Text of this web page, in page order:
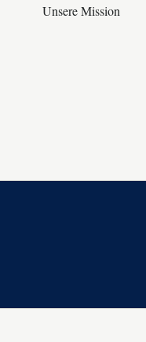
Unsere Mission